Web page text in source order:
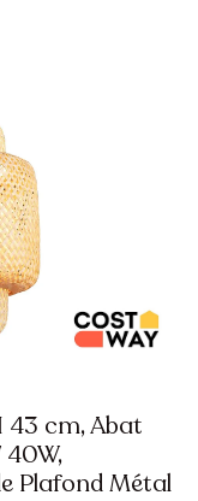
43 cm, Abat
Plafond Métal